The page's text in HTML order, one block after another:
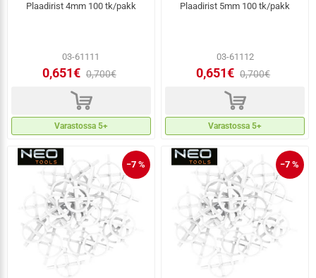
Plaadirist 4mm 100 tk/pakk
03-61111
0,651€ 0,700€
d
Varastossa 5+
Plaadirist 5mm 100 tk/pakk
03-61112
0,651€ 0,700€
d
Varastossa 5+
−7 % −7 %